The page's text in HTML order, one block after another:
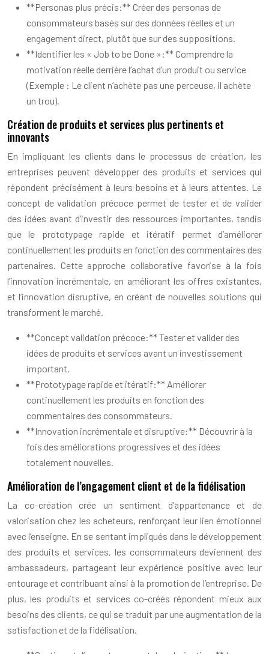
**Personas plus précis:** Créer des personas de
consommateurs basés sur des données réelles et un
engagement direct, plutôt que sur des suppositions.
**Identifier les « Job to be Done »:** Comprendre la
motivation réelle derrière l’achat d’un produit ou service
(Exemple : Le client n’achète pas une perceuse, il achète
un trou).
Création de produits et services plus pertinents et
innovants
En impliquant les clients dans le processus de création, les
entreprises peuvent développer des produits et services qui
répondent précisément à leurs besoins et à leurs attentes. Le
concept de validation précoce permet de tester et de valider
des idées avant d’investir des ressources importantes, tandis
que le prototypage rapide et itératif permet d’améliorer
continuellement les produits en fonction des commentaires des
partenaires. Cette approche collaborative favorise à la fois
l’innovation incrémentale, en améliorant les offres existantes,
et l’innovation disruptive, en créant de nouvelles solutions qui
transforment le marché.
**Concept validation précoce:** Tester et valider des
idées de produits et services avant un investissement
important.
**Prototypage rapide et itératif:** Améliorer
continuellement les produits en fonction des
commentaires des consommateurs.
**Innovation incrémentale et disruptive:** Découvrir à la
fois des améliorations progressives et des idées
totalement nouvelles.
Amélioration de l’engagement client et de la fidélisation
La co-création crée un sentiment d’appartenance et de
valorisation chez les acheteurs, renforçant leur lien émotionnel
avec l’enseigne. En se sentant impliqués dans le développement
des produits et services, les consommateurs deviennent des
ambassadeurs, partageant leur expérience positive avec leur
entourage et contribuant ainsi à la promotion de l’entreprise. De
plus, les produits et services co-créés répondent mieux aux
besoins des clients, ce qui se traduit par une augmentation de la
satisfaction et de la fidélisation.